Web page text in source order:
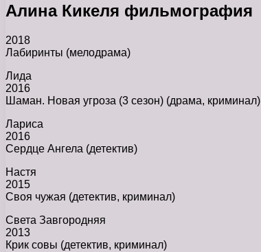
Алина Кикеля фильмография
2018
Лабиринты (мелодрама)
Лида
2016
Шаман. Новая угроза (3 сезон) (драма, криминал)
Лариса
2016
Сердце Ангела (детектив)
Настя
2015
Своя чужая (детектив, криминал)
Света Завгородняя
2013
Крик совы (детектив, криминал)